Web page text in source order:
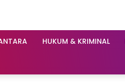
HUKUM & KRIMINAL